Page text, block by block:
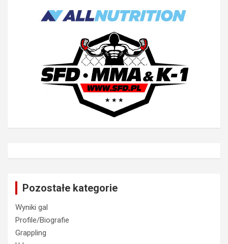
Pozostałe kategorie
Wyniki gal
Profile/Biografie
Grappling